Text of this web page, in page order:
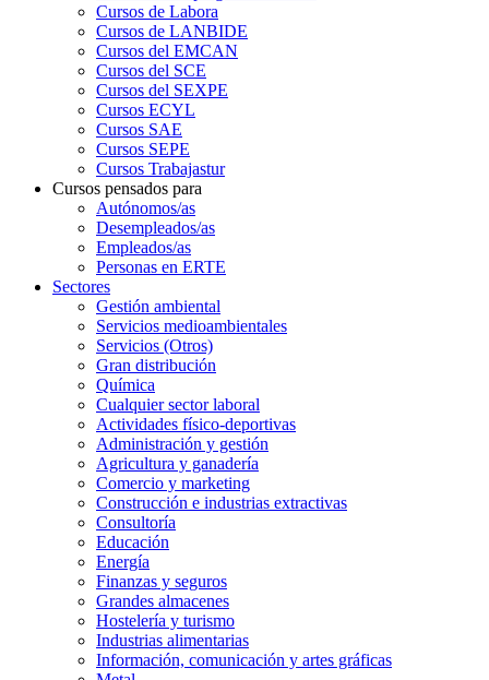
Cursos de Labora
Cursos de LANBIDE
Cursos del EMCAN
Cursos del SCE
Cursos del SEXPE
Cursos ECYL
Cursos SAE
Cursos SEPE
Cursos Trabajastur
Cursos pensados para
Autónomos/as
Desempleados/as
Empleados/as
Personas en ERTE
Sectores
Gestión ambiental
Servicios medioambientales
Servicios (Otros)
Gran distribución
Química
Cualquier sector laboral
Actividades físico-deportivas
Administración y gestión
Agricultura y ganadería
Comercio y marketing
Construcción e industrias extractivas
Consultoría
Educación
Energía
Finanzas y seguros
Grandes almacenes
Hostelería y turismo
Industrias alimentarias
Información, comunicación y artes gráficas